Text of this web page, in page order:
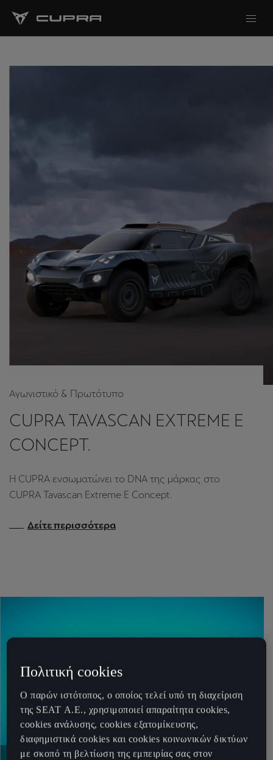
Αγωνιστικό & Πρωτότυπο
CUPRA TAVASCAN EXTREME E
CONCEPT.
H CUPRA ενσωματώνει το DNA της μάρκας στο
CUPRA Tavascan Extreme E Concept.
Δείτε περισσότερα
Πολιτική cookies
Ο παρών ιστότοπος, ο οποίος τελεί υπό τη διαχείριση
της SEAT Α.Ε., χρησιμοποιεί απαραίτητα cookies,
cookies ανάλυσης, cookies εξατομίκευσης,
διαφημιστικά cookies και cookies κοινωνικών δικτύων
με σκοπό τη βελτίωση της εμπειρίας σας στον